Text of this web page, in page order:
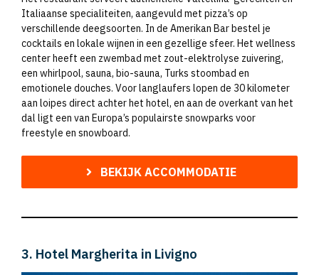
Italiaanse specialiteiten, aangevuld met pizza’s op
verschillende deegsoorten. In de Amerikan Bar bestel je
cocktails en lokale wijnen in een gezellige sfeer. Het wellness
center heeft een zwembad met zout-elektrolyse zuivering,
een whirlpool, sauna, bio-sauna, Turks stoombad en
emotionele douches. Voor langlaufers lopen de 30 kilometer
aan loipes direct achter het hotel, en aan de overkant van het
dal ligt een van Europa’s populairste snowparks voor
freestyle en snowboard.
BEKIJK ACCOMMODATIE
3. Hotel Margherita in Livigno